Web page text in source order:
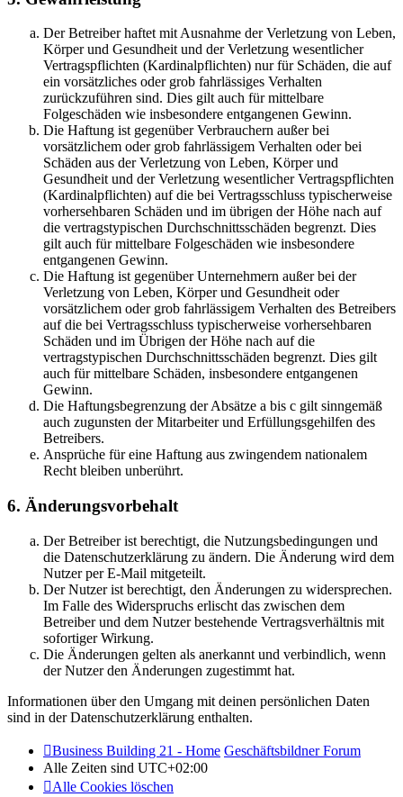
Der Betreiber haftet mit Ausnahme der Verletzung von Leben,
Körper und Gesundheit und der Verletzung wesentlicher
Vertragspflichten (Kardinalpflichten) nur für Schäden, die auf
ein vorsätzliches oder grob fahrlässiges Verhalten
zurückzuführen sind. Dies gilt auch für mittelbare
Folgeschäden wie insbesondere entgangenen Gewinn.
Die Haftung ist gegenüber Verbrauchern außer bei
vorsätzlichem oder grob fahrlässigem Verhalten oder bei
Schäden aus der Verletzung von Leben, Körper und
Gesundheit und der Verletzung wesentlicher Vertragspflichten
(Kardinalpflichten) auf die bei Vertragsschluss typischerweise
vorhersehbaren Schäden und im übrigen der Höhe nach auf
die vertragstypischen Durchschnittsschäden begrenzt. Dies
gilt auch für mittelbare Folgeschäden wie insbesondere
entgangenen Gewinn.
Die Haftung ist gegenüber Unternehmern außer bei der
Verletzung von Leben, Körper und Gesundheit oder
vorsätzlichem oder grob fahrlässigem Verhalten des Betreibers
auf die bei Vertragsschluss typischerweise vorhersehbaren
Schäden und im Übrigen der Höhe nach auf die
vertragstypischen Durchschnittsschäden begrenzt. Dies gilt
auch für mittelbare Schäden, insbesondere entgangenen
Gewinn.
Die Haftungsbegrenzung der Absätze a bis c gilt sinngemäß
auch zugunsten der Mitarbeiter und Erfüllungsgehilfen des
Betreibers.
Ansprüche für eine Haftung aus zwingendem nationalem
Recht bleiben unberührt.
6. Änderungsvorbehalt
Der Betreiber ist berechtigt, die Nutzungsbedingungen und
die Datenschutzerklärung zu ändern. Die Änderung wird dem
Nutzer per E-Mail mitgeteilt.
Der Nutzer ist berechtigt, den Änderungen zu widersprechen.
Im Falle des Widerspruchs erlischt das zwischen dem
Betreiber und dem Nutzer bestehende Vertragsverhältnis mit
sofortiger Wirkung.
Die Änderungen gelten als anerkannt und verbindlich, wenn
der Nutzer den Änderungen zugestimmt hat.
Informationen über den Umgang mit deinen persönlichen Daten
sind in der Datenschutzerklärung enthalten.
Business Building 21 - Home Geschäftsbildner Forum
Alle Zeiten sind UTC+02:00
Alle Cookies löschen